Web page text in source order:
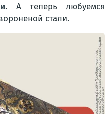
. А теперь любуемся
стали.